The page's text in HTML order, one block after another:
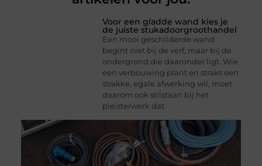
Voor een gladde wand kies je
de juiste stukadoorgroothandel
Een mooi geschilderde wand
begint niet bij de verf, maar bij de
ondergrond die daaronder ligt. Wie
een verbouwing plant en straks een
strakke, egale afwerking wil, moet
daarom ook stilstaan bij het
pleisterwerk dat